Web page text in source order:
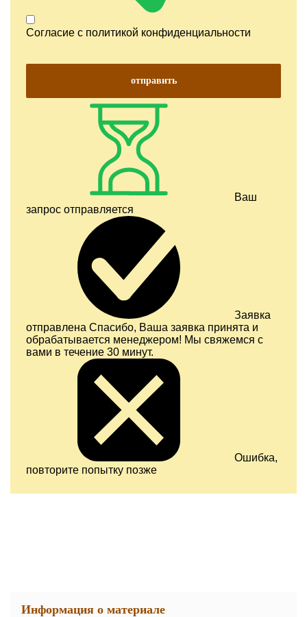
Согласие с политикой конфиденциальности
отправить
Ваш
запрос отправляется
Заявка
отправлена Спасибо, Ваша заявка принята и
обрабатывается менеджером! Мы свяжемся с
вами в течение 30 минут.
Ошибка,
повторите попытку позже
Информация о материале